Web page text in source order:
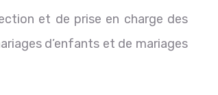
et de prise en charge des
d’enfants et de mariages